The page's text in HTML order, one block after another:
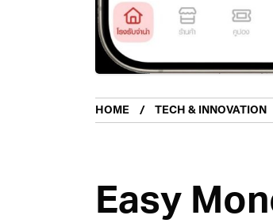
HOME TECH & INNOVATION
Easy